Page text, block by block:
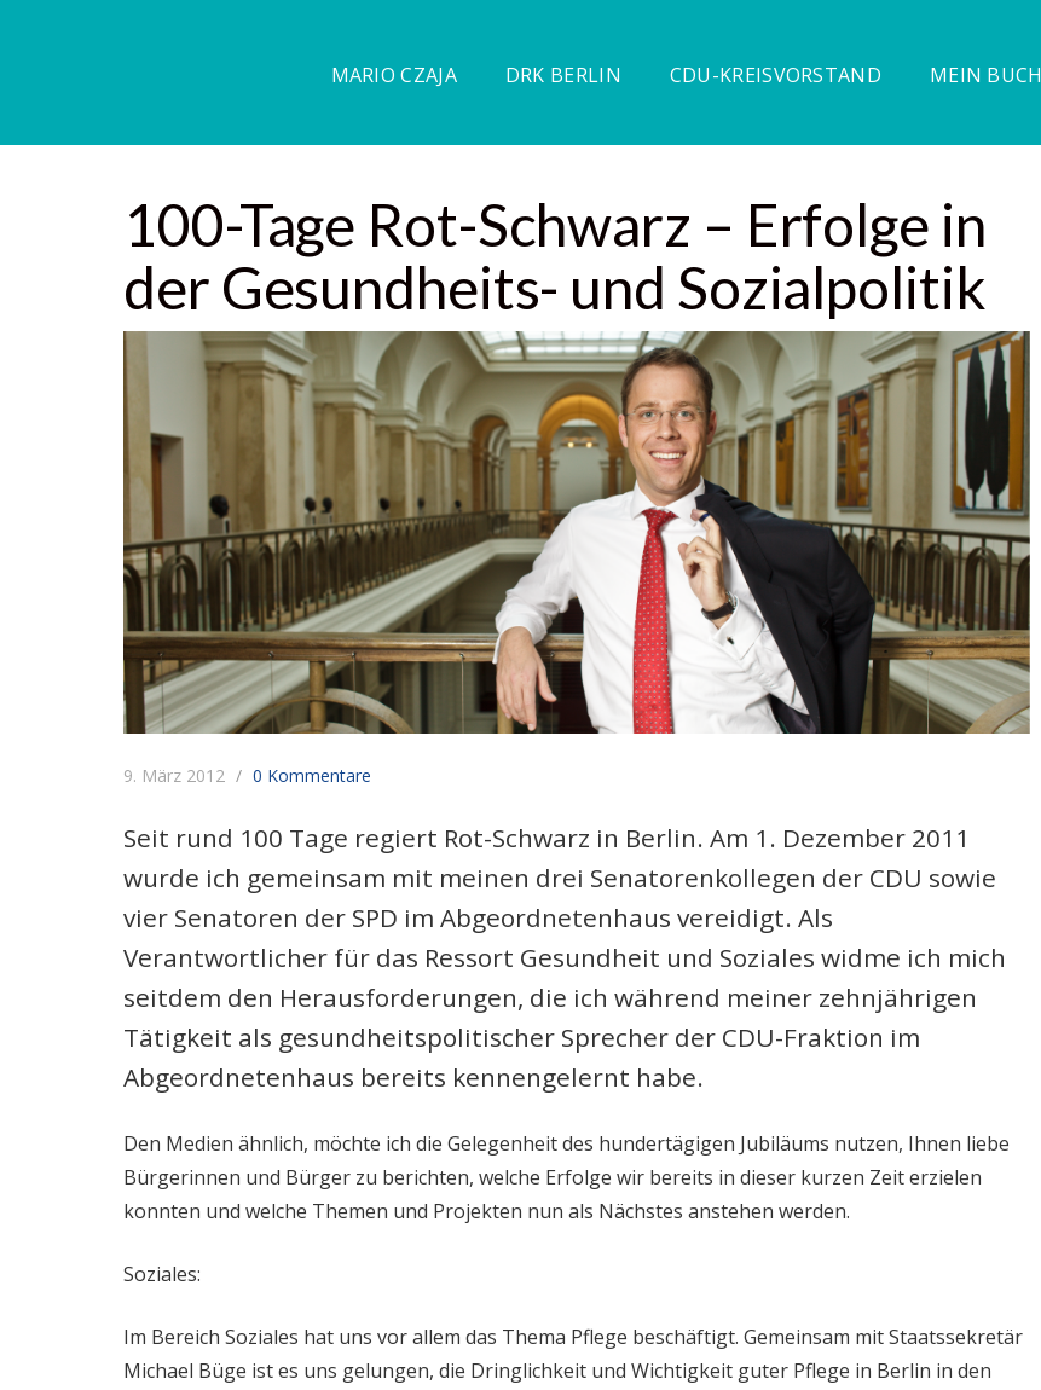
MARIO CZAJA DRK BERLIN CDU-KREISVORSTAND MEIN BUCH
100-Tage Rot-Schwarz – Erfolge in
der Gesundheits- und Sozialpolitik
9. März 2012 0 Kommentare
Seit rund 100 Tage regiert Rot-Schwarz in Berlin. Am 1. Dezember 2011
wurde ich gemeinsam mit meinen drei Senatorenkollegen der CDU sowie
vier Senatoren der SPD im Abgeordnetenhaus vereidigt. Als
Verantwortlicher für das Ressort Gesundheit und Soziales widme ich mich
seitdem den Herausforderungen, die ich während meiner zehnjährigen
Tätigkeit als gesundheitspolitischer Sprecher der CDU-Fraktion im
Abgeordnetenhaus bereits kennengelernt habe.
Den Medien ähnlich, möchte ich die Gelegenheit des hundertägigen Jubiläums nutzen, Ihnen liebe
Bürgerinnen und Bürger zu berichten, welche Erfolge wir bereits in dieser kurzen Zeit erzielen
konnten und welche Themen und Projekten nun als Nächstes anstehen werden.
Soziales:
Im Bereich Soziales hat uns vor allem das Thema Pflege beschäftigt. Gemeinsam mit Staatssekretär
Michael Büge ist es uns gelungen, die Dringlichkeit und Wichtigkeit guter Pflege in Berlin in den